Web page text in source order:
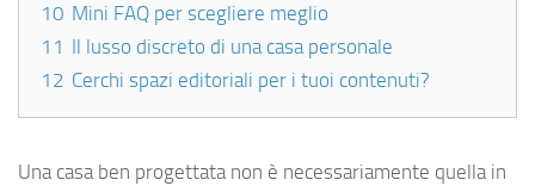
10 Mini FAQ per scegliere meglio
11 Il lusso discreto di una casa personale
12 Cerchi spazi editoriali per i tuoi contenuti?
Una casa ben progettata non è necessariamente quella in